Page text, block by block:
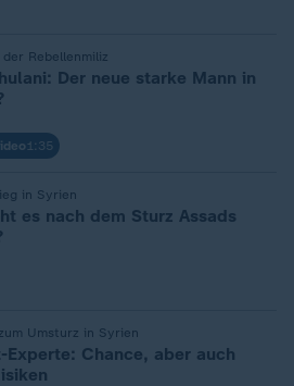
Rebellenmiliz
Der neue starke Mann in
1:35
in Syrien
es nach dem Sturz Assads
Umsturz in Syrien
Experte: Chance, aber auch